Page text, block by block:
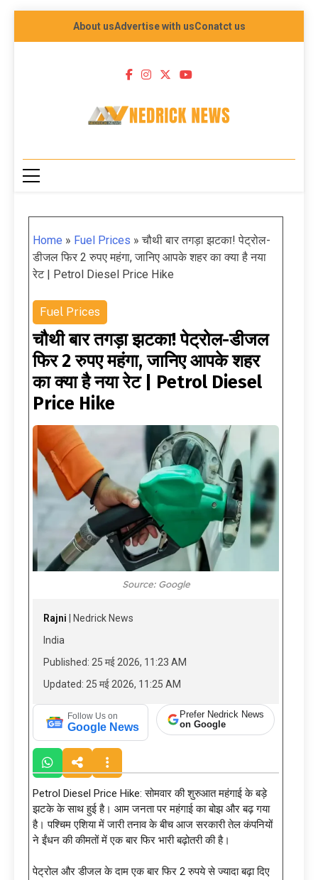
About usAdvertise with usConatct us
NEDRICK NEWS
Home » Fuel Prices »चौथी बार तगड़ा झटका! पेट्रोल-
डीजल फिर 2 रुपए महंगा, जानिए आपके शहर का क्या है नया
रेट | Petrol Diesel Price Hike
Fuel Prices
चौथी बार तगड़ा झटका! पेट्रोल-डीजल
फिर 2 रुपए महंगा, जानिए आपके शहर
का क्या है नया रेट | Petrol Diesel
Price Hike
Source: Google
Rajni | Nedrick News
India
Published: 25 मई 2026, 11:23 AM
Updated: 25 मई 2026, 11:25 AM
Follow Us on
Google News
Prefer Nedrick News
on Google
Petrol Diesel Price Hike: सोमवार की शुरुआत महंगाई के बड़े
झटके के साथ हुई है। आम जनता पर महंगाई का बोझ और बढ़ गया
है। पश्चिम एशिया में जारी तनाव के बीच आज सरकारी तेल कंपनियों
ने ईंधन की कीमतों में एक बार फिर भारी बढ़ोतरी की है।
पेट्रोल और डीजल के दाम एक बार फिर 2 रुपये से ज्यादा बढ़ा दिए